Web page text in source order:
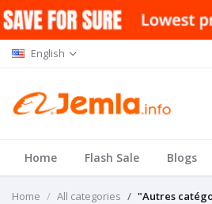
English
Home Flash Sale Blogs
Home All categories "Autres